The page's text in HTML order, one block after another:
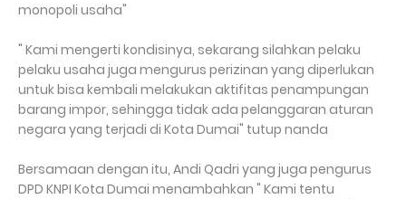
monopoli usaha"
" Kami mengerti kondisinya, sekarang silahkan pelaku
pelaku usaha juga mengurus perizinan yang diperlukan
untuk bisa kembali melakukan aktifitas penampungan
barang impor, sehingga tidak ada pelanggaran aturan
negara yang terjadi di Kota Dumai" tutup nanda
Bersamaan dengan itu, Andi Qadri yang juga pengurus
DPD KNPI Kota Dumai menambahkan " Kami tentu